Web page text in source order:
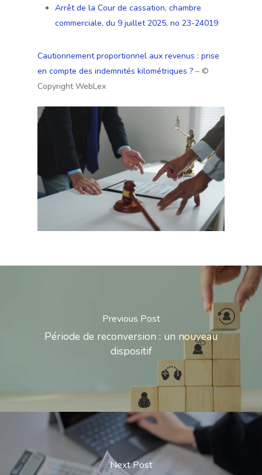
Arrêt de la Cour de cassation, chambre
commerciale, du 9 juillet 2025, no 23-24019
Cautionnement proportionnel aux revenus : prise
en compte des indemnités kilométriques ? – ©
Copyright WebLex
Previous Post
Période de reconversion : un nouveau
dispositif
Next Post